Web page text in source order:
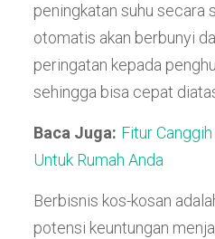
peningkatan suhu secara
otomatis akan berbunyi
peringatan kepada
sehingga bisa cepat
Baca Juga: Fitur
Untuk Rumah Anda
Berbisnis kos-kosan
potensi keuntungan